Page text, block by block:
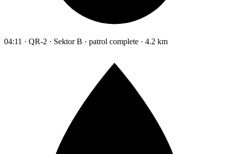
04:11 · QR-2 · Sektor B · patrol complete · 4.2 km